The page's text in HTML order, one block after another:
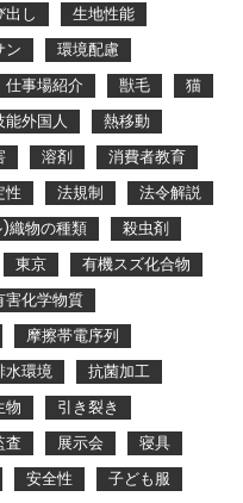
出し
生地性能
ン
環境配慮
事場紹介 獣毛
猫
能外国人
熱移動
溶剤
消費者教育
性 法規制
法令解説
織物の種類
殺虫剤
東京
有機スズ化合物
害化学物質
摩擦帯電序列
水環境
抗菌加工
物
引き裂き
査 展示会
寝具
安全性
子ども服